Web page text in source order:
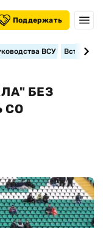
Поддержать
ВСУ
БЕЗ
СО